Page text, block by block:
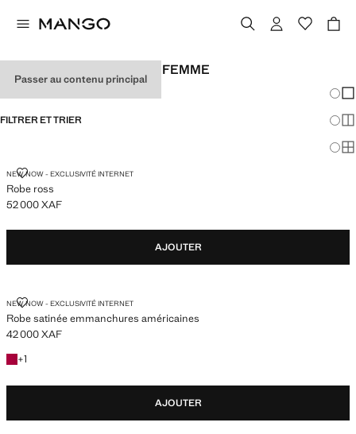
Passer au contenu principal
ROBES DE SOIRÉE POUR FEMME
FILTRER ET TRIER
NEW NOW - EXCLUSIVITÉ INTERNET
Robe ross
ROBE ROSS
Prix actuel [52 000 XAF ]
52 000 XAF
AJOUTER
NEW NOW - EXCLUSIVITÉ INTERNET
Robe satinée emmanchures américaines
ROBE SATINÉE EMMANCHURES AMÉRICAINES
Prix actuel [42 000 XAF ]
42 000 XAF
+1
+1 couleur
AJOUTER